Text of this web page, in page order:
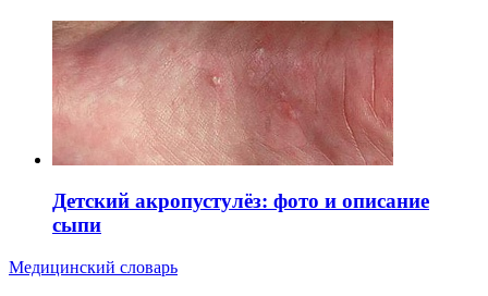
Детский акропустулёз: фото и описание
сыпи
Медицинский словарь